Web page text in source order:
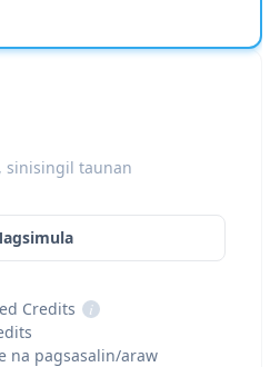
sinisingil taunan
Credits
i
na pagsasalin/araw